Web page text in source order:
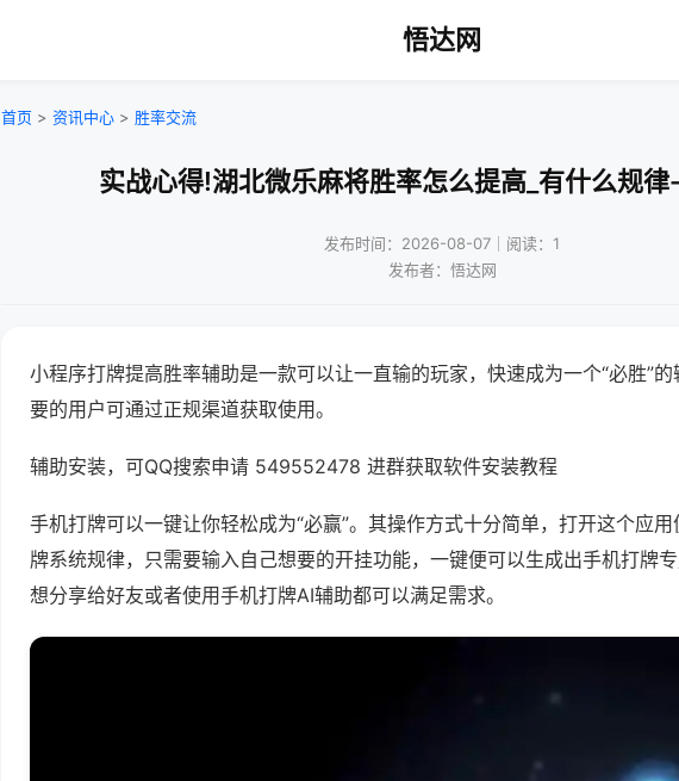
悟达网
首页 > 资讯中心 > 胜率交流
实战心得!湖北微乐麻将胜率怎么提高_有什么规
发布时间：2026-08-07｜阅读：1
发布者：悟达网
小程序打牌提高胜率辅助是一款可以让一直输的玩家，快速成为一个“必胜”
要的用户可通过正规渠道获取使用。
辅助安装，可QQ搜索申请 549552478 进群获取软件安装教程
手机打牌可以一键让你轻松成为“必赢”。其操作方式十分简单，打开这个应
牌系统规律，只需要输入自己想要的开挂功能，一键便可以生成出手机打牌
想分享给好友或者使用手机打牌AI辅助都可以满足需求。